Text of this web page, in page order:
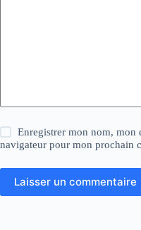
Enregistrer mon nom, mon
navigateur pour mon prochain
Laisser un commentaire